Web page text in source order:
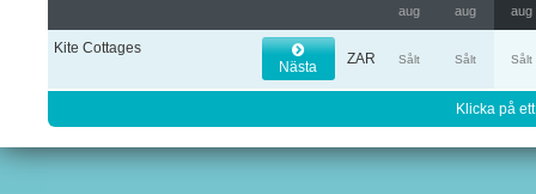
aug aug aug
Kite Cottages
Nästa
ZAR Sålt Sålt Sålt
Klicka på